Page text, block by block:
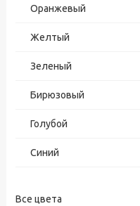
Оранжевый
Желтый
Зеленый
Бирюзовый
Голубой
Синий
Все цвета